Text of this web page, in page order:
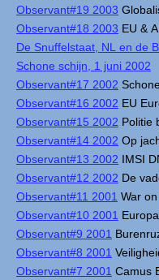
Observant#19 2003
Observant#18 2003 EU &
De Snuffelstaat, NL en de
Schone schijn, 1 juni 2002
Observant#17 2002
Observant#16 2002 EU
Observant#15 2002 Politie
Observant#14 2002 Op
Observant#13 2002 IMSI
Observant#12 2002 De
Observant#11 2001 War
Observant#10 2001
Observant#9 2001
Observant#8 2001
Observant#7 2001 Camus